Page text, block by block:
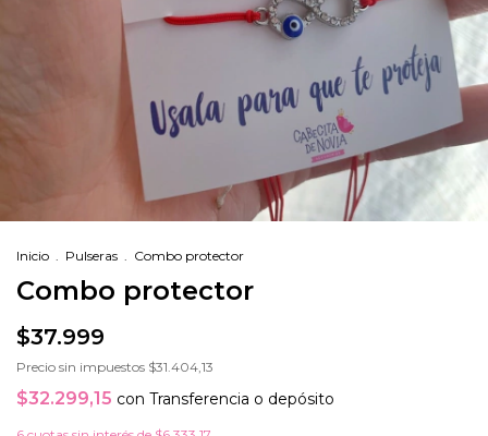
Inicio . Pulseras . Combo protector
Combo protector
$37.999
Precio sin impuestos $31.404,13
$32.299,15 con Transferencia o depósito